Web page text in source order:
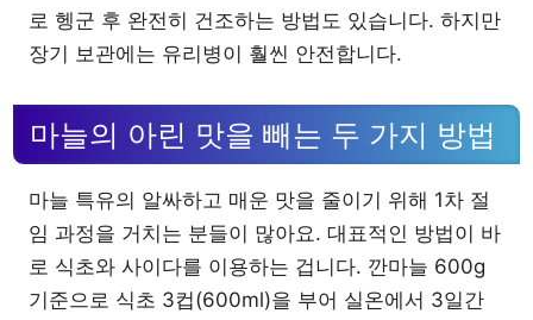
로 헹군 후 완전히 건조하는 방법도 있습니다. 하지만
장기 보관에는 유리병이 훨씬 안전합니다.
마늘의 아린 맛을 빼는 두 가지 방법
마늘 특유의 알싸하고 매운 맛을 줄이기 위해 1차 절
임 과정을 거치는 분들이 많아요. 대표적인 방법이 바
로 식초와 사이다를 이용하는 겁니다. 깐마늘 600g
기준으로 식초 3컵(600ml)을 부어 실온에서 3일간